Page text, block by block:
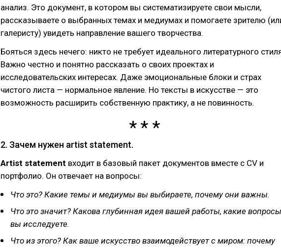
анализ. Это документ, в котором вы систематизируете свои мысли,
рассказываете о выбранных темах и медиумах и помогаете зрителю
галеристу) увидеть направление вашего творчества.
Бояться здесь нечего: никто не требует идеального литературного
Важно честно и понятно рассказать о своих проектах и
исследовательских интересах. Даже эмоциональные блоки и страх
чистого листа — нормальное явление. Но тексты в искусстве — это
возможность расширить собственную практику, а не повинность.
2. Зачем нужен artist statement.
Artist statement входит в базовый пакет документов вместе с CV и
портфолио. Он отвечает на вопросы:
Что это? Какие темы и медиумы вы выбираете, почему они важны.
Что это значит? Какова глубинная идея вашей работы, какие вопросы
вы исследуете.
Что из этого? Как ваше искусство взаимодействует с миром: почему